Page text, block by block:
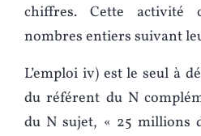
chiffres. Cette activité
nombres entiers suivant
L’emploi iv) est le seul à
du référent du N
du N sujet, « 25 millions